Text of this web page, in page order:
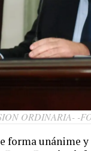
ORDINARIA- -
forma unánime